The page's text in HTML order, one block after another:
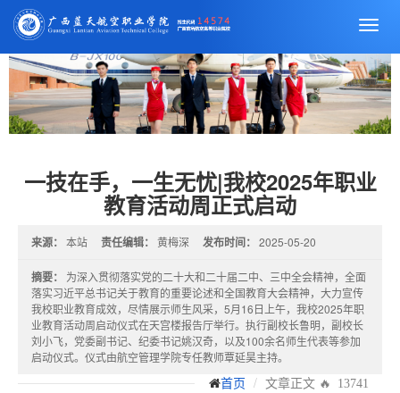
切
导
航
一技在手，一生无忧|我校2025年职业
教育活动周正式启动
来源： 本站 责任编辑： 黄梅深 发布时间： 2025-05-20
摘要：
为深入贯彻落实党的二十大和二十届二中、三中全会精神，全面
落实习近平总书记关于教育的重要论述和全国教育大会精神，大力宣传
我校职业教育成效，尽情展示师生风采，5月16日上午，我校2025年职
业教育活动周启动仪式在天宫楼报告厅举行。执行副校长鲁明，副校长
刘小飞，党委副书记、纪委书记姚汉奇，以及100余名师生代表等参加
启动仪式。仪式由航空管理学院专任教师覃延昊主持。
首页 文章正文 🔥 13741